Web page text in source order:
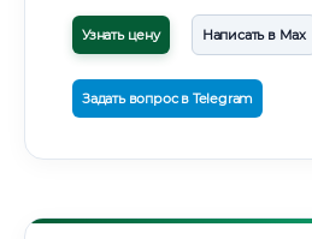
Узнать цену Написать в Max
Задать вопрос в Telegram